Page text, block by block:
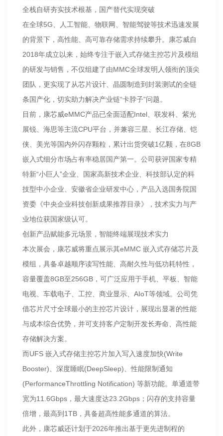
全栈自研夯实技术根基，国产替代实现突破
在全球5G、人工智能、物联网、智能驾驶等技术迅速发展
的背景下，高性能、高可靠存储需求持续攀升。康芯威自
2018年成立以来，始终专注于嵌入式存储主控芯片及模组
的研发与销售，不仅组建了由MMC全球发明人领衔的顶尖
团队，更实现了从芯片设计、晶圆制造到封装测试的全链
条国产化，切实助力解决产业链“卡脖子”问题。
目前，康芯威eMMC产品已全面适配Intel、联发科、紫光
展锐、海思等主流CPU平台，并兼容三星、长江存储、铠
侠、美光等国内外闪存颗粒，累计出货突破1亿颗，在8GB
嵌入式细分市场占有率稳居国产第一。公司获评国家专精
特新“小巨人”企业、国家高新技术企业、科技部认定的科
技型中小企业、安徽省企业研发中心，产品入选国务院国
资委《中央企业科技创新成果推荐目录》，技术实力与产
业地位获国家级认可。
创新产品赋能多元场景，智能终端展现技术实力
本次展会，康芯威将重点展示其eMMC 嵌入式存储芯片及
模组，具备卓越顺序读写性能、高耐久性与低功耗特性，
容量覆盖8GB至256GB，可广泛应用于手机、平板、智能
电视、车载电子、工控、商业显示、AIoT等领域。公司凭
借芯片尺寸全球最小的主控芯片设计，展现出显著的性能
与成本综合优势，并可支持客户定制开发长寿命、高性能
存储解决方案。
而UFS 嵌入式存储主控芯片加入写入速度加快(Write
Booster)、深度睡眠(DeepSleep)、性能限制通知
(PerformanceThrottling Notification) 等新功能。单通道带
宽为11.6Gbps，最大速度达23.2Gbps；闪存的支持容量
倍增，最高到1TB，具备超高性能多通道的算法。
此外，康芯威还计划于2026年推出基于更先进制程的